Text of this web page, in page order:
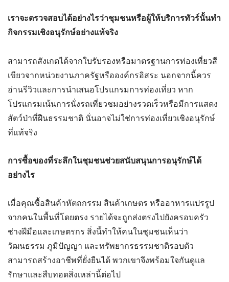
เราจะตรวจสอบได้อย่างไรว่าชุมชนหรือผู้ให้บริการทัวร์นั้นทำ
กิจกรรมเชิงอนุรักษ์อย่างแท้จริง
สามารถสังเกตได้จากใบรับรองหรือมาตรฐานการท่องเที่ยวสี
เขียวจากหน่วยงานภาครัฐหรือองค์กรอิสระ นอกจากนี้ควร
อ่านรีวิวและการนำเสนอโปรแกรมการท่องเที่ยว หาก
โปรแกรมเน้นการนั่งรถเที่ยวชมอย่างรวดเร็วหรือมีการแสดง
สัตว์ป่าที่ฝืนธรรมชาติ นั่นอาจไม่ใช่การท่องเที่ยวเชิงอนุรักษ์
ที่แท้จริง
การซื้อของที่ระลึกในชุมชนช่วยสนับสนุนการอนุรักษ์ได้
อย่างไร
เมื่อคุณซื้อสินค้าหัตถกรรม สินค้าเกษตร หรืออาหารแปรรูป
จากคนในพื้นที่โดยตรง รายได้จะถูกส่งตรงไปยังครอบครัว
ช่างฝีมือและเกษตรกร สิ่งนี้ทำให้คนในชุมชนเห็นว่า
วัฒนธรรม ภูมิปัญญา และทรัพยากรธรรมชาติรอบตัว
สามารถสร้างอาชีพที่ยั่งยืนได้ พวกเขาจึงพร้อมใจกันดูแล
รักษาและสืบทอดสิ่งเหล่านี้ต่อไป